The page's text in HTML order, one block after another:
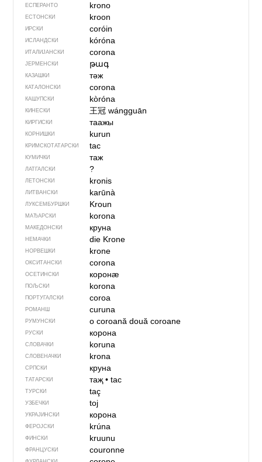
ЕСПЕРАНТО krono
ЕСТОНСКИ kroon
ИРСКИ coróin
ИСЛАНДСКИ kóróna
ИТАЛИЈАНСКИ corona
ЈЕРМЕНСКИ թագ
КАЗАШКИ тәж
КАТАЛОНСКИ corona
КАШУПСКИ kòróna
КИНЕСКИ 王冠wángguān
КИРГИСКИ таажы
КОРНИШКИ kurun
КРИМСКОТАТАРСКИ tac
КУМИЧКИ таж
ЛАТГАЛСКИ ?
ЛЕТОНСКИ kronis
ЛИТВАНСКИ karūnà
ЛУКСЕМБУРШКИ Kroun
МАЂАРСКИ korona
МАКЕДОНСКИ круна
НЕМАЧКИ die Krone
НОРВЕШКИ krone
ОКСИТАНСКИ corona
ОСЕТИНСКИ коронӕ
ПОЉСКИ korona
ПОРТУГАЛСКИ coroa
РОМАНШ curuna
РУМУНСКИ o coroanădouă coroane
РУСКИ корона
СЛОВАЧКИ koruna
СЛОВЕНАЧКИ krona
СРПСКИ круна
ТАТАРСКИ таҗ• tac
ТУРСКИ taç
УЗБЕЧКИ toj
УКРАЈИНСКИ корона
ФЕРОЈСКИ krúna
ФИНСКИ kruunu
ФРАНЦУСКИ couronne